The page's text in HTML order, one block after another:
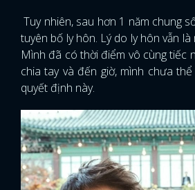
Tuy nhiên, sau hơn 1 năm chung
tuyên bố ly hôn. Lý do ly hôn vẫn
Mình đã có thời điểm vô cùng tiếc
chia tay và đến giờ, mình chưa
quyết định này.